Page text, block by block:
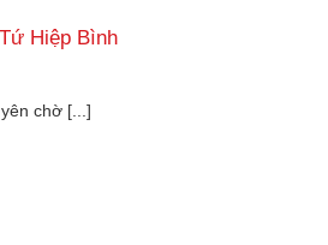
Hiệp Bình
chờ [...]